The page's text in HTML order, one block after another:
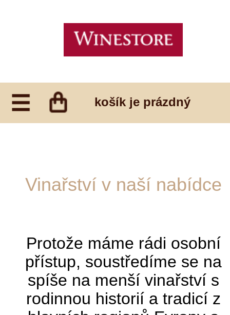
Vinařství v naší nabídce
přístup, soustředíme se na
spíše na menší vinařství s
vína pečlivě vybíráme a
degustujeme. Vinaři, kteří jsou
našimi dodavateli, jsou velmi
často i našimi dobrými přáteli
a pravidelně navštěvují oni
nás nebo my je. Vy se nimi
můžete osobně setkat třeba